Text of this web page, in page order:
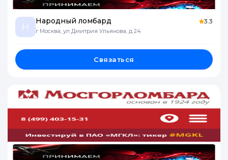
Н
Народный ломбард
г Москва, ул Дмитрия Ульянова, д 24
3.3
Связаться